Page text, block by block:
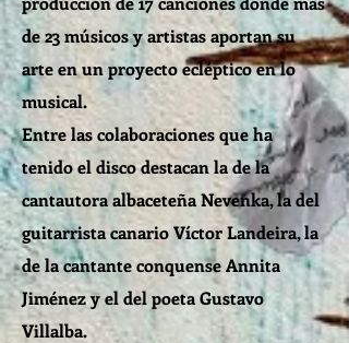
de 23 músicos y artistas aportan su
arte en un proyecto ecléptico en lo
musical.
Entre las colaboraciones que ha
tenido el disco destacan la de la
cantautora albaceteña Nevenka, la del
guitarrista canario Víctor Landeira, la
de la cantante conquense Annita
Jiménez y el del poeta Gustavo
Villalba.